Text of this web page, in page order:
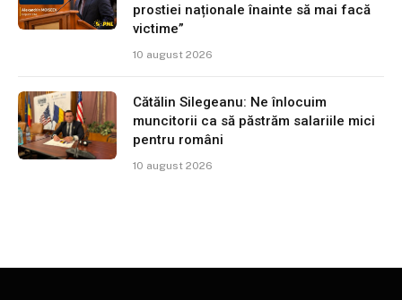
prostiei naționale înainte să mai facă
victime”
10 august 2026
Cătălin Silegeanu: Ne înlocuim
muncitorii ca să păstrăm salariile mici
pentru români
10 august 2026